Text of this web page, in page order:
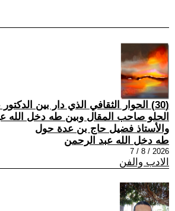
(30) الحوار الثقافي الذي دار بين
الحلو صاحب المقال وبين طه دخل الله
والأستاذ فضيل حاج بن عدة حول
طه دخل الله عبد الرحمن
2026 / 8 / 7
الادب والفن